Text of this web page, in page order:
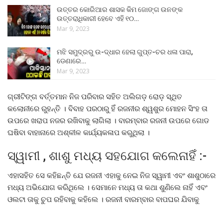
ଉତ୍ତର କୋରିଆର ଶାସକ କିମ ଜୋଙ୍ଗ ଉନଙ୍କ
ଉତ୍ତରାଧିକାରୀ ହେବେ ଏହି ୧୦…
Mar 9, 2023
ମଝି ସମୁଦ୍ରରୁ ଉ-ଦ୍ଧାର ହେଲା ଗୁପ୍ତ-ଚର ଧଳା ପାରା,
ଡେଣାରେ…
Mar 9, 2023
ଗ୍ରୀଟିଙ୍ଗ ବର୍ତ୍ତମାନ ନିଜ ପରିବାର ସହିତ ଅଲିଗଡ଼ ରୋଡ଼ ସ୍ଥିତ
କଲୋନୀରେ ରୁହନ୍ତି । ବିବାହ ପରଠାରୁ ହିଁ ରଜନୀର ଶ୍ୱଶୁର ମୋହନ ସିଂହ ତା
ଉପରେ ଖରାପ ନଜର ରଖିବାକୁ ଲାଗିଲା । ବାରମ୍ବାର ରଜନୀ ଉପରେ ଗୋଡ
ଘଷିବା ବାହାନାରେ ଅଶ୍ଳୀଳ କାର୍ଯ୍ୟକଳାପ କରୁଥିଲା ।
ସ୍ୱାମୀ , ଶାଶୁ ମଧ୍ୟ ସହଯୋଗ କଲେନାହିଁ :-
ଏହାସହିତ ସେ କହିଛନ୍ତି ଯେ ରଜନୀ ଏହାକୁ ନେଇ ନିଜ ସ୍ୱାମୀ ଏବଂ ଶାଶୁଠାରେ
ମଧ୍ୟ ଅଭିଯୋଗ କରିଥିଲେ । ସେମାନେ ମଧ୍ୟ ତା କଥା ଶୁଣିଲେ ନାହିଁ ଏବଂ
ଓଲଟା ତାକୁ ଚୁପ ରହିବାକୁ କହିଲେ । ରଜନୀ ବାରମ୍ବାର ବାପଘର ଯିବାକୁ